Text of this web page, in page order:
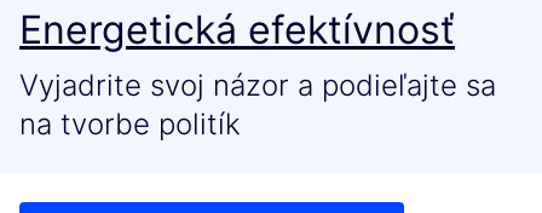
Energetická efektívnosť
Vyjadrite svoj názor a podieľajte sa
na tvorbe politík